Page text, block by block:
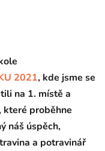
2021, kde jsme se
na 1. místě a
proběhne
náš úspěch,
a potravinář